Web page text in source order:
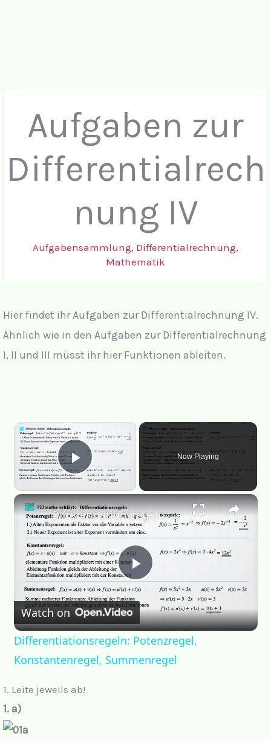
Aufgaben zur
Differentialrech
nung IV
Aufgabensammlung, Differentialrechnung,
Mathematik
Hier findet ihr Aufgaben zur Differentialrechnung IV.
Ähnlich wie in den Aufgaben zur Differentialrechnung
I, II und III müsst ihr hier Funktionen ableiten.
Play Video
Now Playing
×
P
a
Differentiationsregeln: Potenzregel, Konstantenregel, Summenregel
Watch on
Differentiationsregeln: Potenzregel,
Konstantenregel, Summenregel
1. Leite jeweils ab!
1. a)